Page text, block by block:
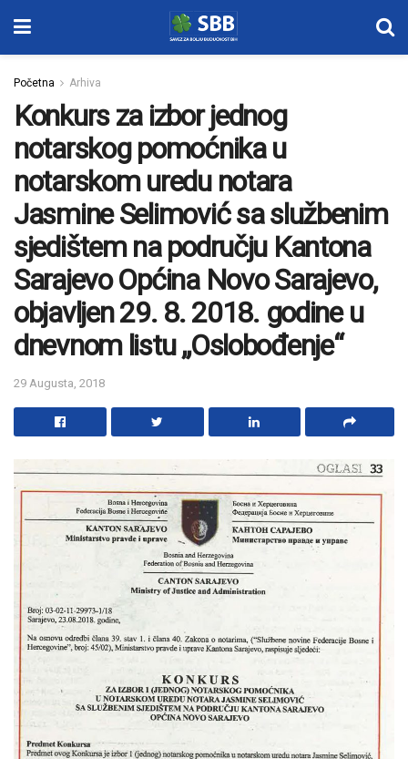
Početna Arhiva
Konkurs za izbor jednog
notarskog pomoćnika u
notarskom uredu notara
Jasmine Selimović sa službenim
sjedištem na području Kantona
Sarajevo Općina Novo Sarajevo,
objavljen 29. 8. 2018. godine u
dnevnom listu „Oslobođenje“
29 Augusta, 2018